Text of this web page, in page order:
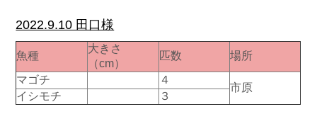
2022.9.10 田口様
魚種
大きさ
（cm）
匹数
場所
マゴチ
４
市原
イシモチ ３